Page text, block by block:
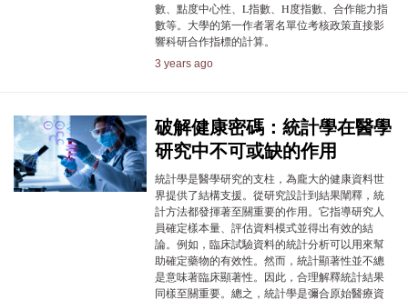
數、點度中心性、L指數、H度指數、合作能力指
數等。大學的第一作者署名單位考核政策直接影
響科研合作指標的計算。
3 years ago
破解健康密碼：統計學在醫學
研究中不可或缺的作用
統計學是醫學研究的支柱，為龐大的健康資料世
界提供了結構支援。從研究設計到結果闡釋，統
計方法都發揮著至關重要的作用。它指導研究人
員確定樣本量、評估資料模式並得出有效的結
論。例如，臨床試驗資料的統計分析可以用來幫
助確定藥物的有效性。然而，統計顯著性並不總
是意味著臨床顯著性。因此，合理解釋統計結果
同樣至關重要。總之，統計學是彌合原始醫療資